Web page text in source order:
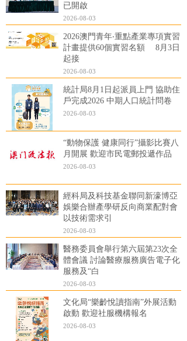
已開啟
2026-08-03
2026澳門青年‧重點產業專項實習
計畫提供60個實習名額 8月3日
起接
2026-08-03
統計局8月1日起派員上門 協助住
戶完成2026 中期人口統計問卷
2026-08-03
“動物保護 健康同行”攝影比賽八
月開展 歡迎市民電郵投遞作品
2026-08-03
經科局及科技基金聯同新濠博亞
娛樂合辦產學研反向商業配對會
以技術需求引
2026-08-03
醫務委員會舉行第六屆第23次全
體會議 討論醫療服務廣告電子化
服務及“白
2026-08-03
文化局“樂齡悅讀指南”外展活動
啟動 歡迎社服機構報名
2026-08-03